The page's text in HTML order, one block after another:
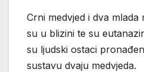
Crni medvjed i dva
su u blizini te su
su ljudski ostaci
sustavu dvaju medvjeda.